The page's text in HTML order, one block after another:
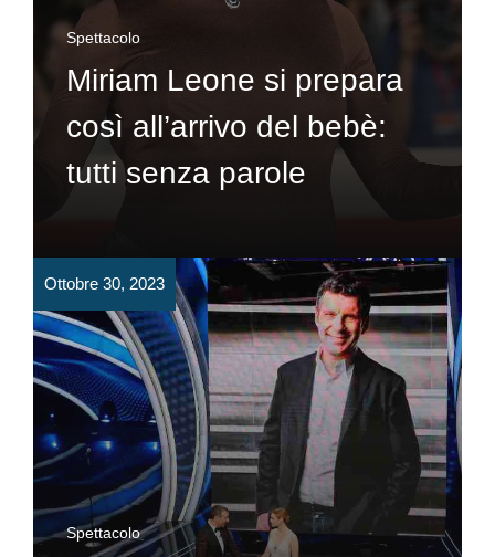
Spettacolo
Miriam Leone si prepara
così all’arrivo del bebè:
tutti senza parole
Ottobre 30, 2023
Spettacolo